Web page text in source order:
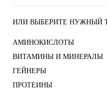
ИЛИ ВЫБЕРИТЕ НУЖНЫЙ
АМИНОКИСЛОТЫ
ВИТАМИНЫ И МИНЕРАЛЫ
ГЕЙНЕРЫ
ПРОТЕИНЫ